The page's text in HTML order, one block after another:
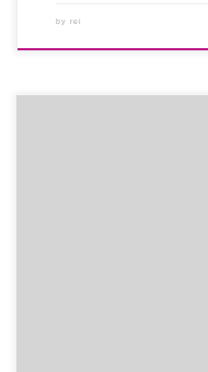
by rei